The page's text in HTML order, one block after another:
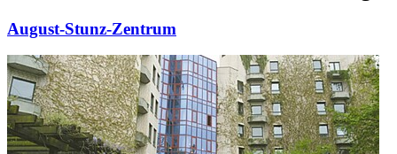
August-Stunz-Zentrum